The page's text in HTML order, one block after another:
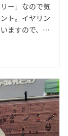
ー」なので気
ト。イヤリン
ますので、ぜ